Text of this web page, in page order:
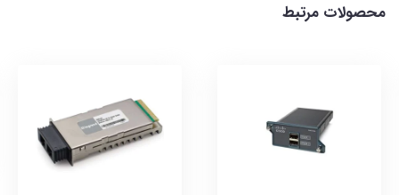
محصولات مرتبط